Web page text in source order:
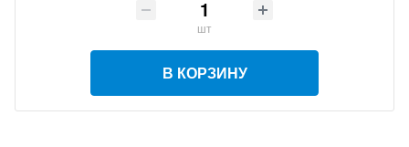
шт
В КОРЗИНУ